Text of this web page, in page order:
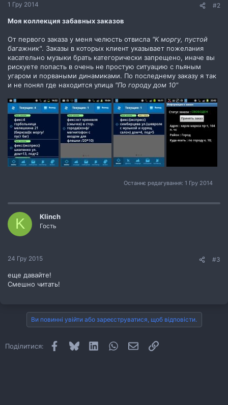
1 Гру 2014 #2
Моя коллекция забавных заказов
От первого заказа у меня челюсть отвисла "К моргу, пустой
багажник". Заказы в которых клиент указывает пожелания
касательно музыки брать категорически запрещено, иначе вы
рискуете попасть в очень не простую ситуацию с пьяным
угаром и порваными динамиками. По последнему заказу я так
и не понял где находится улица "По городу дом 10"
Останнє редагування: 1 Гру 2014
K Klinch
Гость
24 Гру 2015 #3
еще давайте!
Смешно читать!
Ви повинні увійти або зареєструватися, щоб відповісти.
Поділитися: FacebookBluesky LinkedInWhatsApp
E-mailПосилання